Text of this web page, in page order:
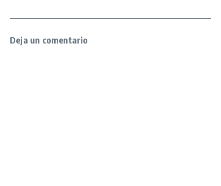
Deja un comentario